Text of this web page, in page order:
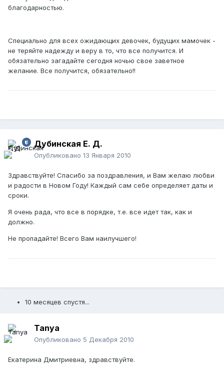
благодарностью.
Специально для всех ожидающих девочек, будущих мамочек -
не теряйте надежду и веру в то, что все получится. И
обязательно загадайте сегодня ночью свое заветное
желание. Все получится, обязательно!!
Дубинская Е. Д.
Опубликовано 13 Января 2010
Здравствуйте! Спасибо за поздравления, и Вам желаю любви
и радости в Новом Году! Каждый сам себе определяет даты и
сроки.
Я очень рада, что все в порядке, т.е. все идет так, как и
должно.
Не пропадайте! Всего Вам наилучшего!
10 месяцев спустя...
Tanya
Опубликовано 5 Декабря 2010
Екатерина Дмитриевна, здравствуйте.